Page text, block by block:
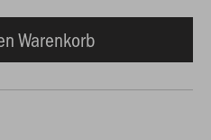
Warenkorb